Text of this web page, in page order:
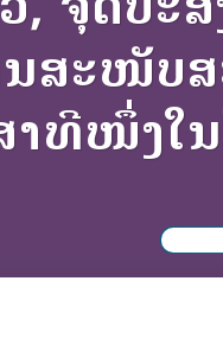
ນສະໜັບ
າທີໜຶ່ງໃນ